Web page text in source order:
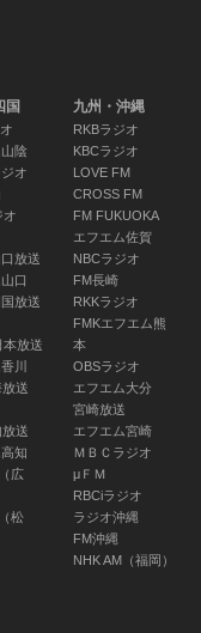
国
陰
オ
オ
放送
口
国放送
本放送
川
送
送
知
広
松
九州・沖縄
RKBラジオ
KBCラジオ
LOVE FM
CROSS FM
FM FUKUOKA
エフエム佐賀
NBCラジオ
FM長崎
RKKラジオ
FMKエフエム熊
本
OBSラジオ
エフエム大分
宮崎放送
エフエム宮崎
ＭＢＣラジオ
μＦＭ
RBCiラジオ
ラジオ沖縄
FM沖縄
NHK AM（福岡）